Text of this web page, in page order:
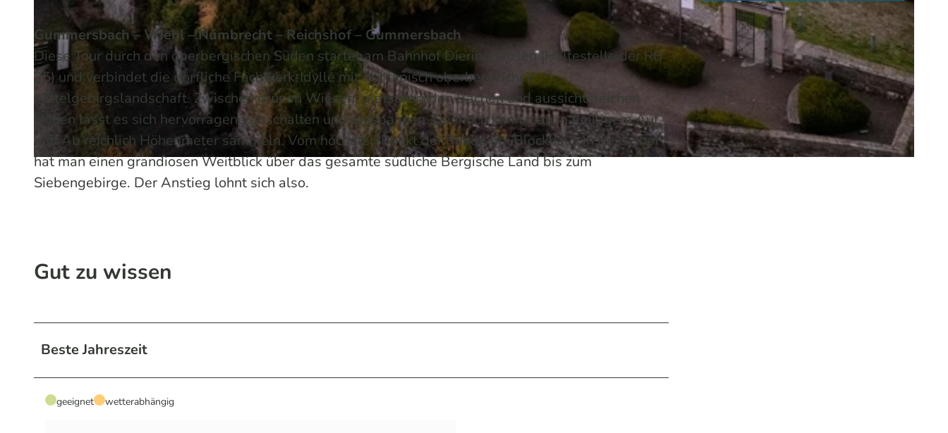
© Holger Hage für "Das Bergische" | KI-optimiert |CC-BY-SA
Gummersbach – Wiehl – Nümbrecht – Reichshof – Gummersbach
Diese Tour durch den oberbergischen Süden startet am Bahnhof Dieringhausen (Haltestelle der RB
25) und verbindet die dörfliche Fachwerk-Idylle mit der typisch oberbergischen
Mittelgebirgslandschaft. Zwischen grünen Wiesen, plätschernden Bächen und aussichtsreichen
Höhen lässt es sich hervorragend abschalten und entspannen. Dennoch kann man in fleißigem Auf
und Ab reichlich Höhenmeter sammeln. Vom höchsten Punkt der Runde bei Blockhaus in Reichshof
hat man einen grandiosen Weitblick über das gesamte südliche Bergische Land bis zum
Siebengebirge. Der Anstieg lohnt sich also.
Gut zu wissen
Beste Jahreszeit
geeignet wetterabhängig